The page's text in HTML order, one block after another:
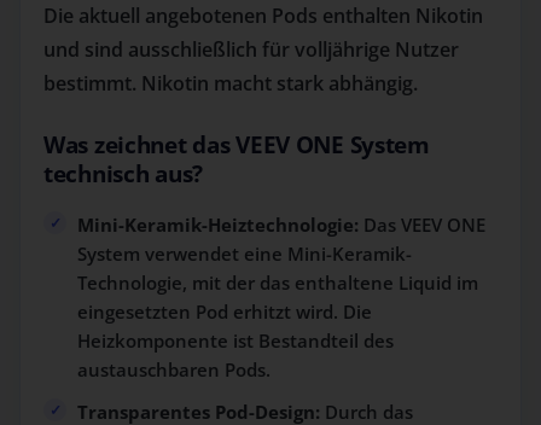
Die aktuell angebotenen Pods enthalten Nikotin
und sind ausschließlich für volljährige Nutzer
bestimmt. Nikotin macht stark abhängig.
Was zeichnet das VEEV ONE System
technisch aus?
Mini-Keramik-Heiztechnologie: Das VEEV ONE
System verwendet eine Mini-Keramik-
Technologie, mit der das enthaltene Liquid im
eingesetzten Pod erhitzt wird. Die
Heizkomponente ist Bestandteil des
austauschbaren Pods.
Transparentes Pod-Design: Durch das